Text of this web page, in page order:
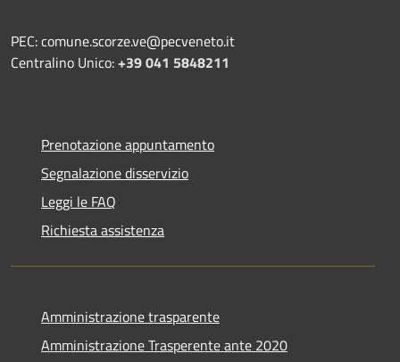
PEC: comune.scorze.ve@pecveneto.it
Centralino Unico:+39 041 5848211
Prenotazione appuntamento
Segnalazione disservizio
Leggi le FAQ
Richiesta assistenza
Amministrazione trasparente
Amministrazione Trasperente ante 2020